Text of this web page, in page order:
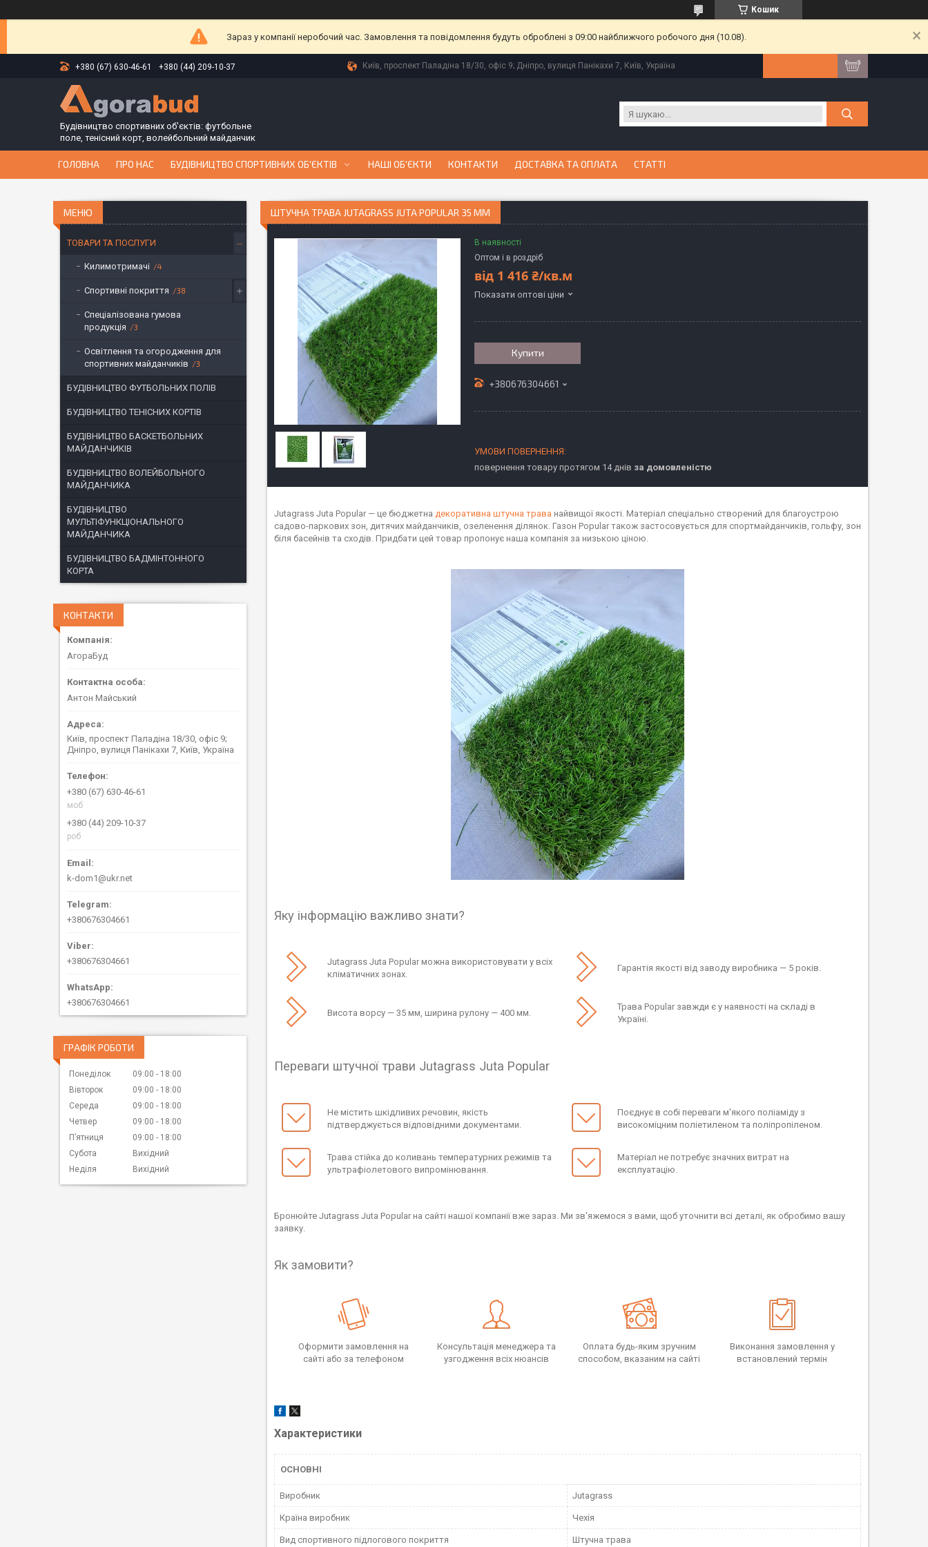
Кошик
Зараз у компанії неробочий час. Замовлення та повідомлення будуть оброблені з 09:00 найближчого робочого дня (10.08).
+380 (67) 630-46-61 +380 (44) 209-10-37 Київ, проспект Паладіна 18/30, офіс 9; Дніпро, вулиця Панікахи 7, Київ, Україна
Будівництво спортивних об'єктів: футбольне
поле, тенісний корт, волейбольний майданчик
ГОЛОВНА ПРО НАС БУДІВНИЦТВО СПОРТИВНИХ ОБ'ЄКТІВ НАШІ ОБ'ЄКТИ КОНТАКТИ ДОСТАВКА ТА ОПЛАТА СТАТТІ
ШТУЧНА ТРАВА JUTAGRASS JUTA POPULAR 35 ММ
В наявності
Оптом і в роздріб
від 1 416 ₴/кв.м
Показати оптові ціни
Купити
+380676304661
повернення товару протягом 14 днів за домовленістю
Jutagrass Juta Popular — це бюджетна декоративна штучна трава найвищої якості. Матеріал спеціально створений для благоустрою
садово-паркових зон, дитячих майданчиків, озеленення ділянок. Газон Popular також застосовується для спортмайданчиків, гольфу, зон
біля басейнів та сходів. Придбати цей товар пропонує наша компанія за низькою ціною.
Яку інформацію важливо знати?
Jutagrass Juta Popular можна використовувати у всіх
кліматичних зонах.
Висота ворсу — 35 мм, ширина рулону — 400 мм.
Гарантія якості від заводу виробника — 5 років.
Трава Popular завжди є у наявності на складі в
Україні.
Переваги штучної трави Jutagrass Juta Popular
Не містить шкідливих речовин, якість
підтверджується відповідними документами.
Трава стійка до коливань температурних режимів та
ультрафіолетового випромінювання.
Поєднує в собі переваги м'якого поліаміду з
високоміцним поліетиленом та поліпропіленом.
Матеріал не потребує значних витрат на
експлуатацію.
Бронюйте Jutagrass Juta Popular на сайті нашої компанії вже зараз. Ми зв'яжемося з вами, щоб уточнити всі деталі, як обробимо вашу
заявку.
Як замовити?
Оформити замовлення на
сайті або за телефоном
Консультація менеджера та
узгодження всіх нюансів
Оплата будь-яким зручним
способом, вказаним на сайті
Виконання замовлення у
встановлений термін
Характеристики
ОСНОВНІ
Виробник Jutagrass
Країна виробник Чехія
Вид спортивного підлогового покриття Штучна трава
ТОВАРИ ТА ПОСЛУГИ
Килимотримачі 4
Спортивні покриття 38
Спеціалізована гумова
продукція
3
Освітлення та огородження для
спортивних майданчиків
3
БУДІВНИЦТВО ФУТБОЛЬНИХ ПОЛІВ
БУДІВНИЦТВО ТЕНІСНИХ КОРТІВ
БУДІВНИЦТВО БАСКЕТБОЛЬНИХ
МАЙДАНЧИКІВ
БУДІВНИЦТВО ВОЛЕЙБОЛЬНОГО
МАЙДАНЧИКА
БУДІВНИЦТВО
МУЛЬТІФУНКЦІОНАЛЬНОГО
МАЙДАНЧИКА
БУДІВНИЦТВО БАДМІНТОННОГО
КОРТА
КОНТАКТИ
АгораБуд
Антон Майський
Київ, проспект Паладіна 18/30, офіс 9;
Дніпро, вулиця Панікахи 7, Київ, Україна
+380 (67) 630-46-61
моб
+380 (44) 209-10-37
роб
k-dom1@ukr.net
+380676304661
+380676304661
+380676304661
ГРАФІК РОБОТИ
Понеділок 09:00
18:00
Вівторок
09:00
18:00
Середа
09:00
18:00
Четвер
09:00
18:00
Пʼятниця
09:00
18:00
Субота
Вихідний
Неділя
Вихідний